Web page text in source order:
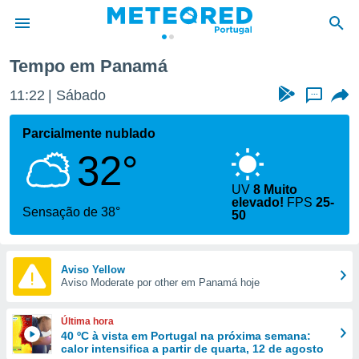
da
foi
fornecidas
a este
das
e
forma
digital
Tempo em Panamá
11:22 Sábado ...
Parcialmente nublado
32°
Sensação de 38°
UV8 Muito
elevado! FPS25-
50
Aviso Yellow
Aviso Moderate por other em Panamá hoje
Última hora
40 ºC à vista em Portugal na próxima semana:
calor intensifica a partir de quarta, 12 de agosto